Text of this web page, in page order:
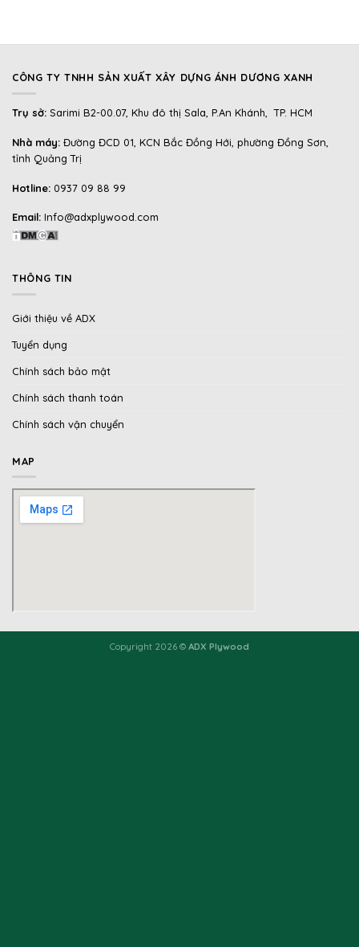
CÔNG TY TNHH SẢN XUẤT XÂY DỰNG ÁNH DƯƠNG XANH
Trụ sở: Sarimi B2-00.07, Khu đô thị Sala, P.An Khánh, TP. HCM
Nhà máy: Đường ĐCD 01, KCN Bắc Đồng Hới, phường Đồng Sơn,
tỉnh Quảng Trị
Hotline: 0937 09 88 99
Email: Info@adxplywood.com
THÔNG TIN
Giới thiệu về ADX
Tuyển dụng
Chính sách bảo mật
Chính sách thanh toán
Chính sách vận chuyển
MAP
Copyright 2026 © ADX Plywood